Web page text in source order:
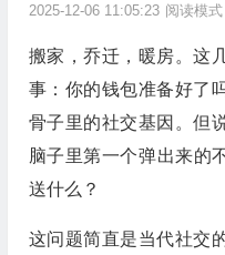
2025-12-06 11:05:23 阅读模式
搬家，乔迁，暖房。这
事：你的钱包准备好了
骨子里的社交基因。但
脑子里第一个弹出来
送什么？
这问题简直是当代社交